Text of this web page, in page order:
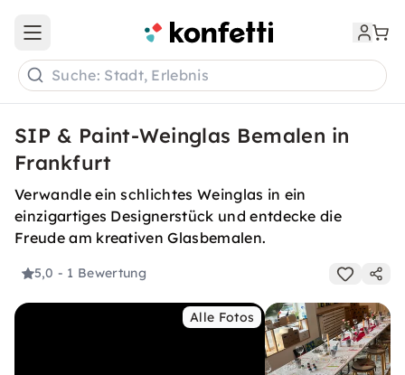
Open main menu
Suche: Stadt, Erlebnis
SIP & Paint-Weinglas Bemalen in
Frankfurt
Verwandle ein schlichtes Weinglas in ein
einzigartiges Designerstück und entdecke die
Freude am kreativen Glasbemalen.
5,0 - 1 Bewertung
Alle Fotos